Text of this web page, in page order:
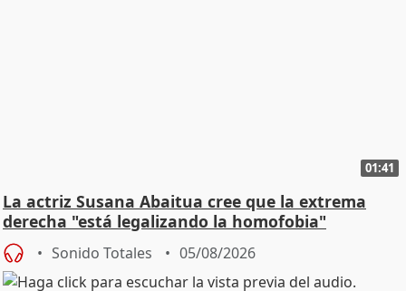
01:41
La actriz Susana Abaitua cree que la extrema
derecha "está legalizando la homofobia"
Sonido Totales 05/08/2026